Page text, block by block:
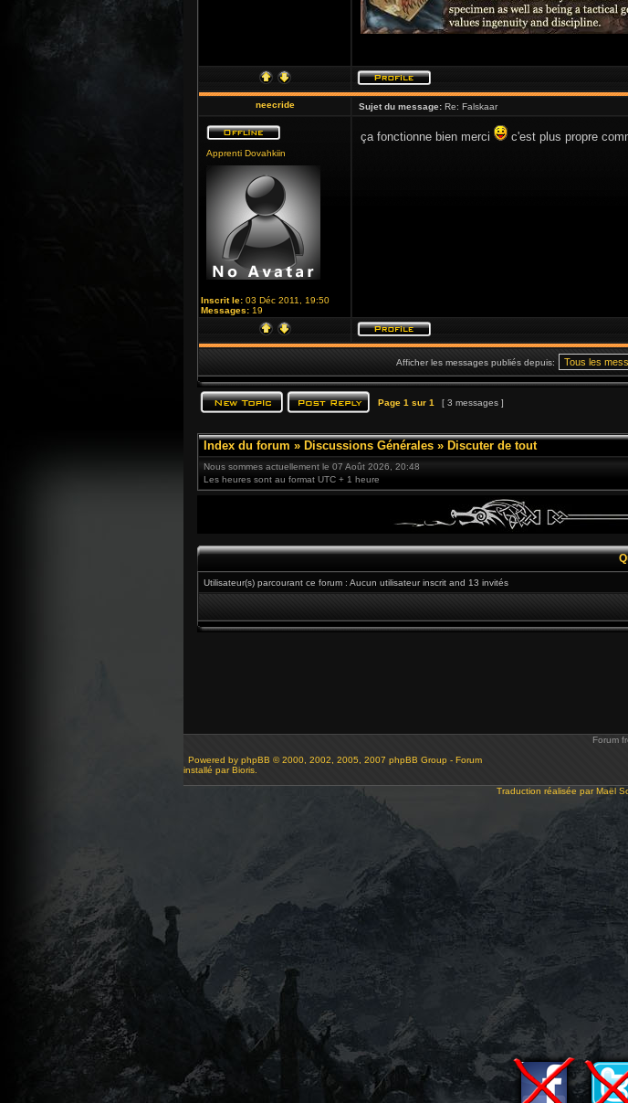
neecride Sujet du message: Re: Falskaar
Apprenti Dovahkiin
Inscrit le: 03 Déc 2011, 19:50
Messages: 19
ça fonctionne bien merci c'est plus propre
Afficher les messages publiés depuis:
Page 1 sur 1 [ 3 messages ]
Index du forum » Discussions Générales » Discuter de tout
Nous sommes actuellement le 07 Août 2026, 20:48
Les heures sont au format UTC + 1 heure
Utilisateur(s) parcourant ce forum : Aucun utilisateur inscrit and 13 invités
Forum
Powered by phpBB © 2000, 2002, 2005, 2007 phpBB Group - Forum
installé par Bioris.
Traduction réalisée parMaël